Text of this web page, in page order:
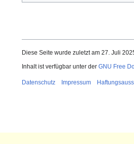
Diese Seite wurde zuletzt am 27. Juli
Inhalt ist verfügbar unter der GNU Free
Datenschutz Impressum